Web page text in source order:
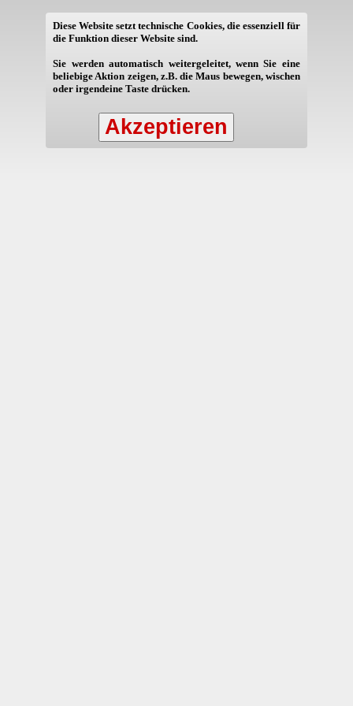
Diese Website setzt technische Cookies, die essenziell für
die Funktion dieser Website sind.
Sie werden automatisch weitergeleitet, wenn Sie eine
beliebige Aktion zeigen, z.B. die Maus bewegen, wischen
oder irgendeine Taste drücken.